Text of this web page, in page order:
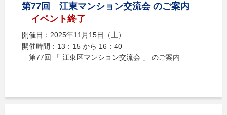
第77回 江東マンション交流会 のご案内
イベント終了
開催日：2025年11月15日（土）
開催時間：13：15 から 16：40
第77回 「 江東区マンション交流会 」 のご案内